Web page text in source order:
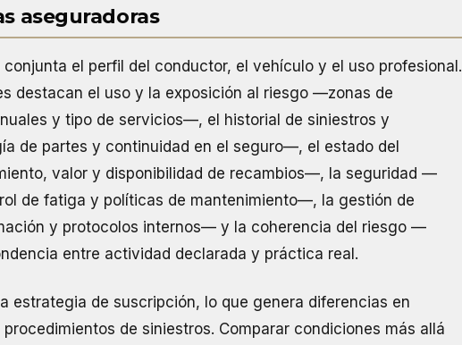
aseguradoras
el perfil del conductor, el vehículo y el uso profesional.
destacan el uso y la exposición al riesgo —zonas de
y tipo de servicios—, el historial de siniestros y
de partes y continuidad en el seguro—, el estado del
valor y disponibilidad de recambios—, la seguridad —
de fatiga y políticas de mantenimiento—, la gestión de
y protocolos internos— y la coherencia del riesgo —
entre actividad declarada y práctica real.
estrategia de suscripción, lo que genera diferencias en
de siniestros. Comparar condiciones más allá